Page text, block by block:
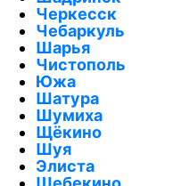
Черкесск
Чебаркуль
Шарья
Чистополь
Южа
Шатура
Шумиха
Щёкино
Шуя
Элиста